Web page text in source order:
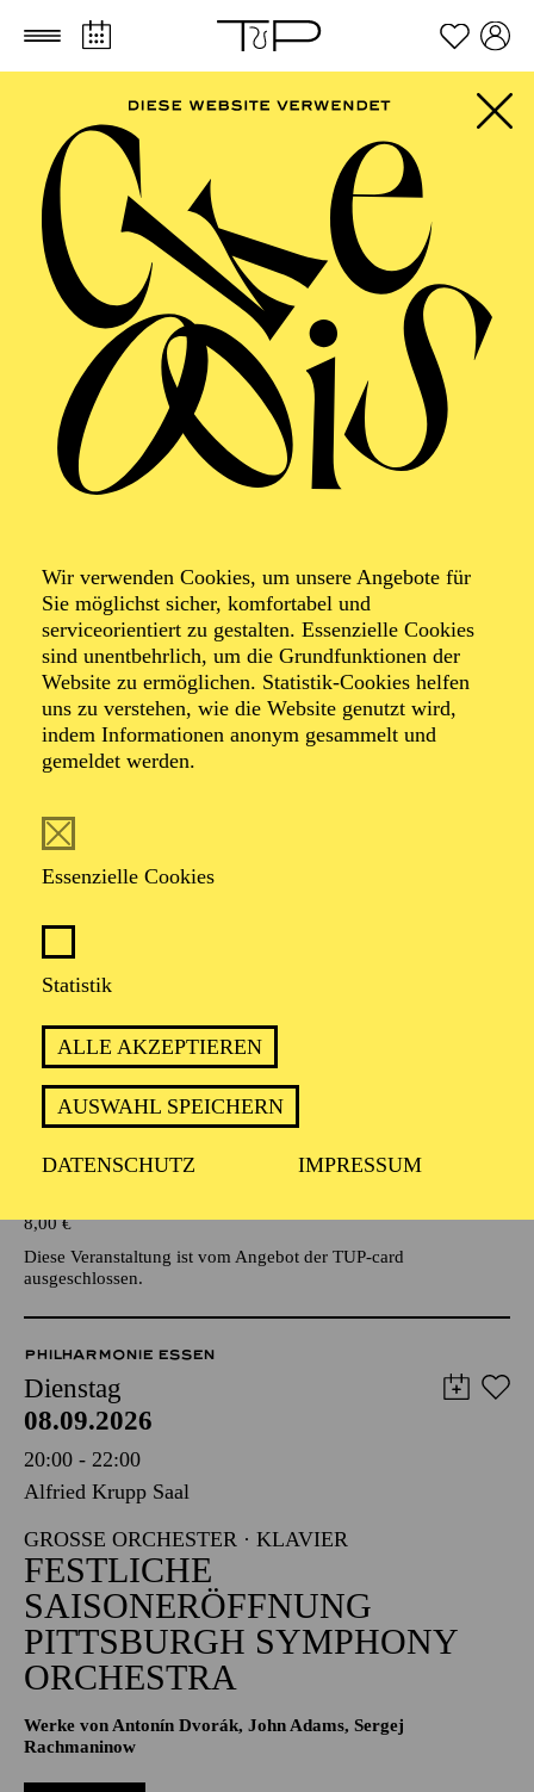
Zum Hauptinhalt springen Zum Footer springen
Wir verwenden Cookies, um unsere Angebote für
Sie möglichst sicher, komfortabel und
serviceorientiert zu gestalten. Essenzielle Cookies
sind unentbehrlich, um die Grundfunktionen der
Website zu ermöglichen. Statistik-Cookies helfen
uns zu verstehen, wie die Website genutzt wird,
indem Informationen anonym gesammelt und
gemeldet werden.
Essenzielle Cookies
Statistik
ALLE AKZEPTIEREN
AUSWAHL SPEICHERN
DATENSCHUTZ IMPRESSUM
FILTER
SEPTEMBER 2026
PHILHARMONIE ESSEN
Freitag
04.09.2026
20:00 - 23:00
Alfried Krupp Saal
Veranstalter: Theater-, Konzert- u. Gastspieldirektion OTTO
HOFNER GMBH
TICKETS
55,20 52,70€
Die Veranstaltung ist vom Angebot der TUPcard ausgeschlossen.
Samstag
05.09.2026
Grillo-Theater
BLICK AUF DEN IRAN –
STIMMEN ZUR AKTUELLEN
LAGE
Veranstalter: Eine Kooperationsveranstaltung mit der Stadt
Essen
8,00€
Diese Veranstaltung ist vom Angebot der TUP-card
ausgeschlossen.
PHILHARMONIE ESSEN
Dienstag
08.09.2026
20:00 - 22:00
Alfried Krupp Saal
GROSSE ORCHESTER · KLAVIER
FESTLICHE
SAISONERÖFFNUNG
PITTSBURGH SYMPHONY
ORCHESTRA
Werke von Antonín Dvorák, John Adams, Sergej
Rachmaninow